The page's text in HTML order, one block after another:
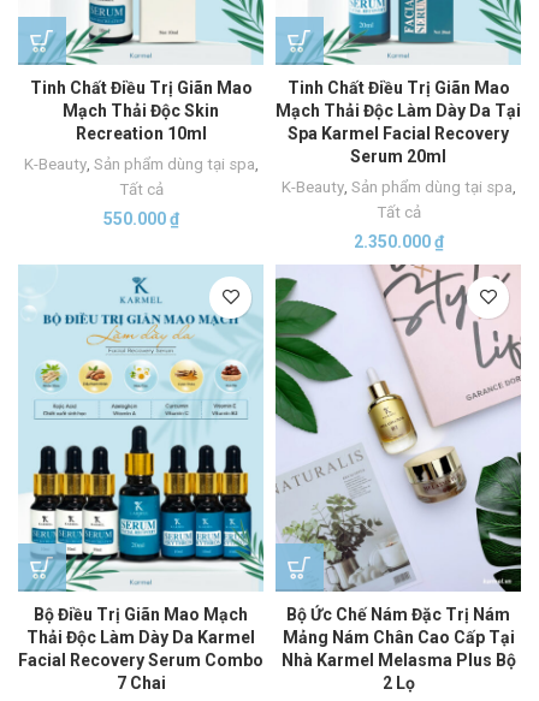
Tinh Chất Điều Trị Giãn Mao
Mạch Thải Độc Skin
Recreation 10ml
K-Beauty, Sản phẩm dùng tại spa
Tất cả
550.000₫
Tinh Chất Điều Trị Giãn Mao
Mạch Thải Độc Làm Dày Da Tại
Spa Karmel Facial Recovery
Serum 20ml
K-Beauty, Sản phẩm dùng tại spa
Tất cả
2.350.000₫
Bộ Điều Trị Giãn Mao Mạch
Thải Độc Làm Dày Da Karmel
Facial Recovery Serum Combo
7 Chai
Bộ Ức Chế Nám Đặc Trị Nám
Mảng Nám Chân Cao Cấp Tại
Nhà Karmel Melasma Plus Bộ
2 Lọ